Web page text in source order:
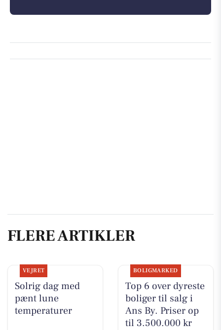
FLERE ARTIKLER
VEJRET
Solrig dag med
pænt lune
temperaturer
BOLIGMARKED
Top 6 over dyreste
boliger til salg i
Ans By. Priser op
til 3.500.000 kr